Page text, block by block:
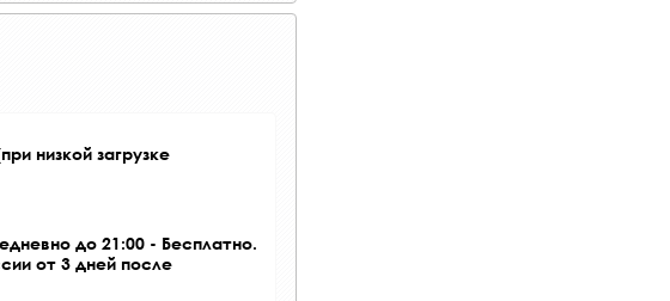
низкой загрузке
до 21:00 - Бесплатно.
от 3 дней после